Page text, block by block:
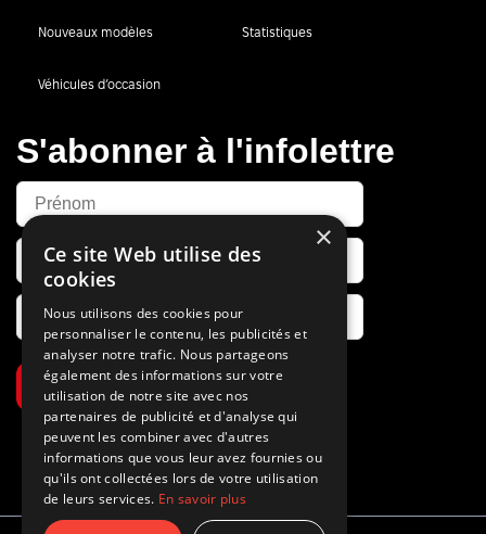
Nouveaux modèles Statistiques
Véhicules d’occasion
S'abonner à l'infolettre
S’abonner
×
Ce site Web utilise des
cookies
Nous utilisons des cookies pour
personnaliser le contenu, les publicités et
analyser notre trafic. Nous partageons
également des informations sur votre
utilisation de notre site avec nos
partenaires de publicité et d'analyse qui
peuvent les combiner avec d'autres
informations que vous leur avez fournies ou
qu'ils ont collectées lors de votre utilisation
de leurs services. En savoir plus